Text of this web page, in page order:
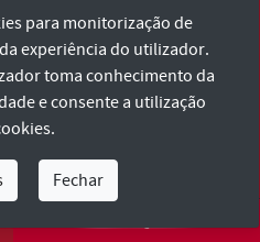
para monitorização de
experiência do utilizador.
toma conhecimento da
e consente a utilização
Fechar